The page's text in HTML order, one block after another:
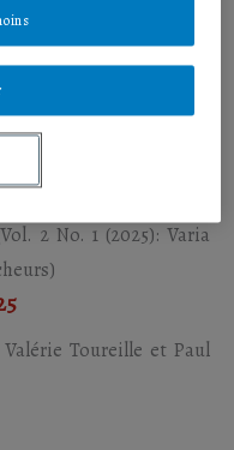
Thura etValérie
2 No. 1 (2025): Varia
Valérie Toureille et Paul